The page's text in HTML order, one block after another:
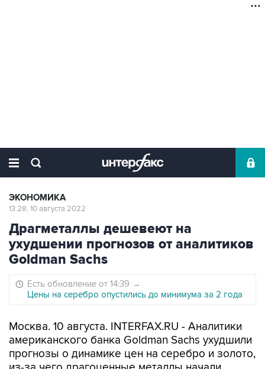
ЭКОНОМИКА
13:28, 10 августа 2022
Драгметаллы дешевеют на
ухудшении прогнозов от аналитиков
Goldman Sachs
Есть обновление от 14:39 →
Цены на серебро опустились до минимума за 2 года
Москва. 10 августа. INTERFAX.RU - Аналитики
американского банка Goldman Sachs ухудшили
прогнозы о динамике цен на серебро и золото,